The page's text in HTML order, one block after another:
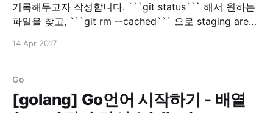
기록해두고자 작성합니다. ```git status``` 해서 원하는
파일을 찾고, ```git rm --cached``` 으로 staging area
지지 않습니다.
14 Apr 2017
Go
[golang] Go언어 시작하기 - 배열